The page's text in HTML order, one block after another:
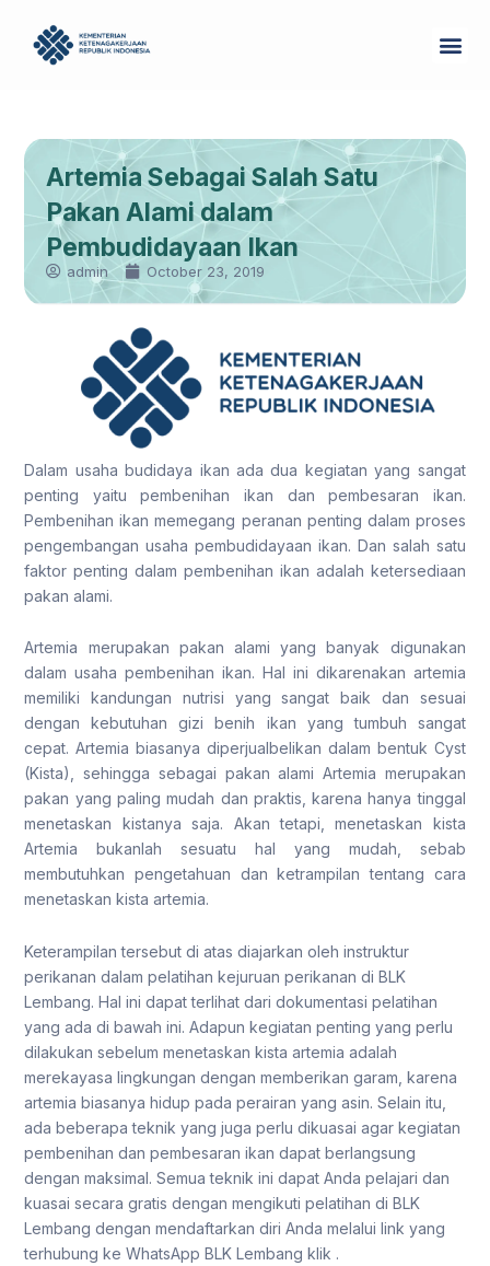
content
Artemia Sebagai Salah Satu
Pakan Alami dalam
Pembudidayaan Ikan
admin October 23, 2019
Dalam usaha budidaya ikan ada dua kegiatan yang sangat
penting yaitu pembenihan ikan dan pembesaran ikan.
Pembenihan ikan memegang peranan penting dalam proses
pengembangan usaha pembudidayaan ikan. Dan salah satu
faktor penting dalam pembenihan ikan adalah ketersediaan
pakan alami.
Artemia merupakan pakan alami yang banyak digunakan
dalam usaha pembenihan ikan. Hal ini dikarenakan artemia
memiliki kandungan nutrisi yang sangat baik dan sesuai
dengan kebutuhan gizi benih ikan yang tumbuh sangat
cepat. Artemia biasanya diperjualbelikan dalam bentuk Cyst
(Kista), sehingga sebagai pakan alami Artemia merupakan
pakan yang paling mudah dan praktis, karena hanya tinggal
menetaskan kistanya saja. Akan tetapi, menetaskan kista
Artemia bukanlah sesuatu hal yang mudah, sebab
membutuhkan pengetahuan dan ketrampilan tentang cara
menetaskan kista artemia.
‌Keterampilan tersebut di atas diajarkan oleh instruktur
perikanan dalam pelatihan kejuruan perikanan di BLK
Lembang. Hal ini dapat terlihat dari dokumentasi pelatihan
yang ada di bawah ini. Adapun kegiatan penting yang perlu
dilakukan sebelum menetaskan kista artemia adalah
merekayasa lingkungan dengan memberikan garam, karena
artemia biasanya hidup pada perairan yang asin. Selain itu,
ada beberapa teknik yang juga perlu dikuasai agar kegiatan
pembenihan dan pembesaran ikan dapat berlangsung
dengan maksimal. Semua teknik ini dapat Anda pelajari dan
kuasai secara gratis dengan mengikuti pelatihan di BLK
Lembang dengan mendaftarkan diri Anda melalui link yang
terhubung ke WhatsApp BLK Lembang klik .